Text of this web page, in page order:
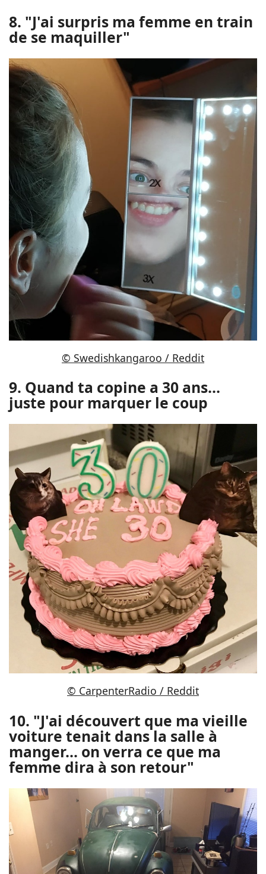
8. "J'ai surpris ma femme en train
de se maquiller"
© Swedishkangaroo / Reddit
9. Quand ta copine a 30 ans...
juste pour marquer le coup
© CarpenterRadio / Reddit
10. "J'ai découvert que ma vieille
voiture tenait dans la salle à
manger... on verra ce que ma
femme dira à son retour"